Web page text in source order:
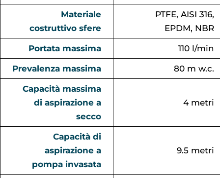
Materiale
costruttivo sfere
PTFE, AISI 316,
EPDM, NBR
Portata massima 110 l/min
Prevalenza massima 80 m w.c.
Capacità massima
di aspirazione a
secco
4 metri
Capacità di
aspirazione a
pompa invasata
9.5 metri